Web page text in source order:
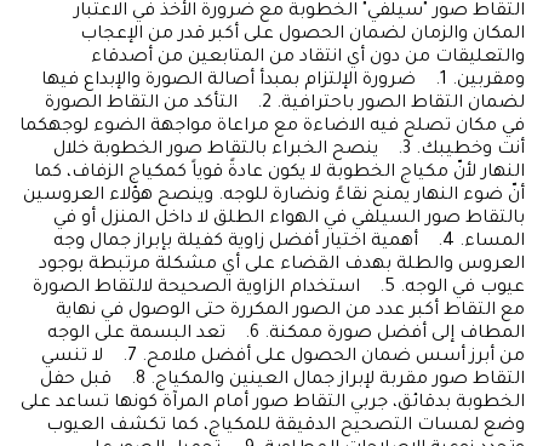
التقاط صور "سيلفي" الخطوبة مع ضرورة الأخذ في الاعتبار
المكان والزمان لضمان الحصول على أكبر قدر من الإعجاب
والتعليقات من دون أي انتقاد من المتابعين من أصدقاء
ومقربين. 1. ضرورة الإلتزام بمبدأ أصالة الصورة والإبداع فيها
لضمان التقاط الصور باحترافية. 2. التأكد من التقاط الصورة
في مكان تصلح فيه الاضاءة مع مراعاة مواجهة الضوء لوجهكما
أنت وخطيبك. 3. ينصح الخبراء بالتقاط صور الخطوبة خلال
النهار لأنّ مكياج الخطوبة لا يكون عادةً قوياً كمكياج الزفاف، كما
أنّ ضوء النهار يمنح نقاءً ونضارة للوجه. وينصح هؤلاء العروسين
بالتقاط صور السيلفي في الهواء الطلق لا داخل المنزل أو في
المساء. 4. أهمية اختيار أفضل زاوية كفيلة بإبراز جمال وجه
العروس والطلة بهدف القضاء على أي مشكلة مرتبطة بوجود
عيوب في الوجه. 5. استخدام الزاوية الصحيحة لالتقاط الصورة
مع التقاط أكبر عدد من الصور المكررة حتى الوصول في نهاية
المطاف إلى أفضل صورة ممكنة. 6. تعد البسمة على الوجه
من أبرز أسس ضمان الحصول على أفضل ملامح. 7. لا تنسي
التقاط صور مقربة لإبراز جمال العينين والمكياج. 8. قبل حفل
الخطوبة بدقائق، جربي التقاط صور أمام المرآة كونها تساعد على
وضع لمسات التصحيح الدقيقة للمكياج، كما تكشف العيوب